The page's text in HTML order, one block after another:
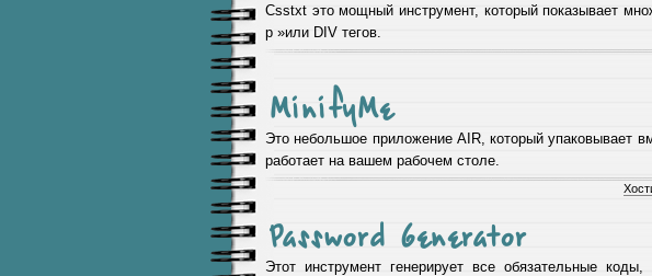
Csstxt это мощный инструмент, который показывает
р »или DIV тегов.
MinifyMe
Это небольшое приложение AIR, который упаковывает
работает на вашем рабочем столе.
Password Generator
Этот инструмент генерирует все обязательные